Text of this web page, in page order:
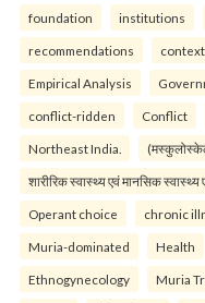
foundation institutions
recommendations
Empirical Analysis
conflict-ridden Conflict
Northeast India.
शारीरिक स्वास्थ्य एवं मानसिक स्वास्थ्य
Operant choice chronic
Muria-dominated Health
Ethnogynecology Muria